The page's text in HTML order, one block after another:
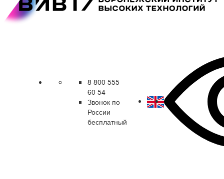
8 800 555
60 54
Звонок по
России
бесплатный